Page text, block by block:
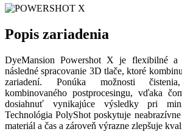
Popis zariadenia
DyeMansion Powershot X je flexibilné a
následné spracovanie 3D tlače, ktoré
zariadení. Ponúka možnosti
kombinovaného postprocesingu, vďaka
dosiahnuť vynikajúce výsledky pri
Technológia PolyShot poskytuje
materiál a čas a zároveň výrazne zlepšuje